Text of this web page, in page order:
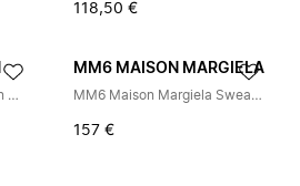
118,50 €
Maglioncino in Cotone con Motivo di Orsetto Ricamato
MM6 MAISON MARGIELA
MM6 Maison Margiela Sweaters
157 €